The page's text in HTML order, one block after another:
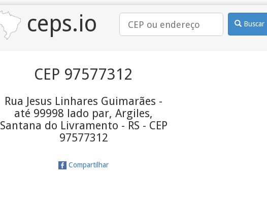
ceps.io Buscar
CEP 97577312
Rua Jesus Linhares Guimarães -
até 99998 lado par, Argiles,
Santana do Livramento - RS - CEP
97577312
Compartilhar